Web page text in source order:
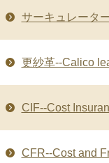
サーキュレータ
更紗革--Calico
CIF--Cost
CFR--Cost and